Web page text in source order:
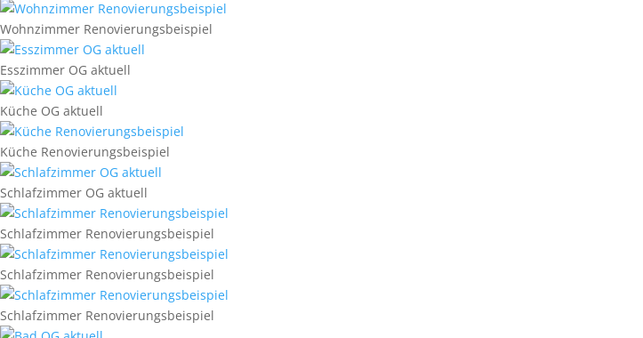
Wohnzimmer Renovierungsbeispiel
Esszimmer OG aktuell
Küche OG aktuell
Küche Renovierungsbeispiel
Schlafzimmer OG aktuell
Schlafzimmer Renovierungsbeispiel
Schlafzimmer Renovierungsbeispiel
Schlafzimmer Renovierungsbeispiel